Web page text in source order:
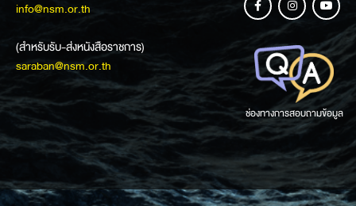
info@nsm.or.th
(สำหรับรับ-ส่งหนังสือราชการ)
saraban@nsm.or.th
ช่องทางการสอบถามข้อมูล